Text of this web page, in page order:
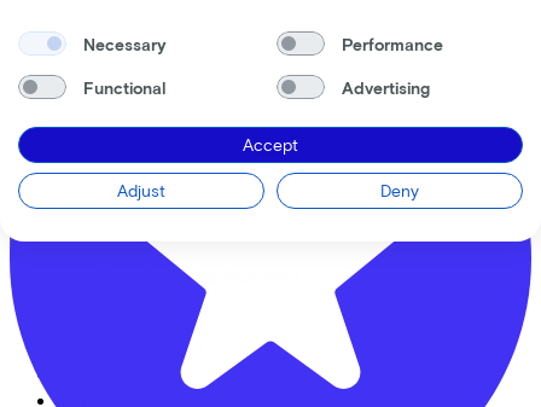
Adapted bikes
Full offer
LinkedIn Instagram Facebook
English
© Lease a Bike. All Rights Reserved.
Privacy statement
Cookie statement
Cookie settings
Necessary Performance
Functional Advertising
Accept
Adjust Deny